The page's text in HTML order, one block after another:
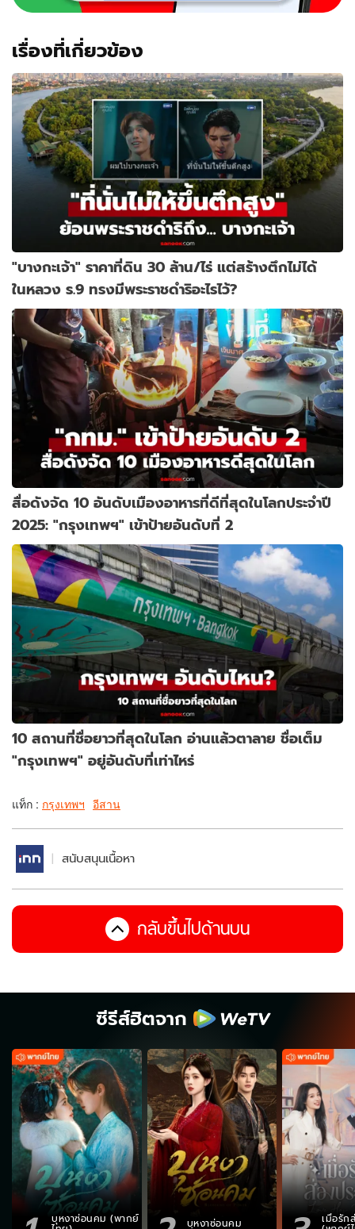
เรื่องที่เกี่ยวข้อง
"บางกะเจ้า" ราคาที่ดิน 30 ล้าน/ไร่ แต่สร้างตึกไม่ได้
ในหลวง ร.9 ทรงมีพระราชดำริอะไรไว้?
สื่อดังจัด 10 อันดับเมืองอาหารที่ดีที่สุดในโลกประจำปี
2025: "กรุงเทพฯ" เข้าป้ายอันดับที่ 2
10 สถานที่ชื่อยาวที่สุดในโลก อ่านแล้วตาลาย ชื่อเต็ม
"กรุงเทพฯ" อยู่อันดับที่เท่าไหร่
แท็ก : กรุงเทพฯ อีสาน
สนับสนุนเนื้อหา
กลับขึ้นไปด้านบน
ซีรีส์ฮิตจาก
บุหงาซ่อนคม (พากย์ บุหงาซ่อนคม เมื่อรัก